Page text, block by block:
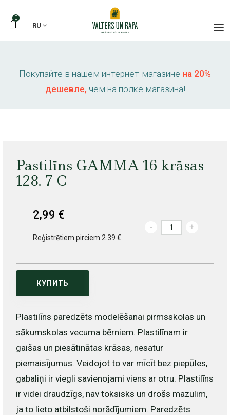
0
RU
Покупайте в нашем интернет-магазине на 20%
дешевле, чем на полке магазина!
Pastilīns GAMMA 16 krāsas
128. 7 C
2,99 €
Reģistrētiem pirciem 2.39 €
- +
КУПИТЬ
Plastilīns paredzēts modelēšanai pirmsskolas un
sākumskolas vecuma bērniem. Plastilīnam ir
gaišas un piesātinātas krāsas, nesatur
piemaisījumus. Veidojot to var mīcīt bez piepūles,
gabaliņi ir viegli savienojami viens ar otru. Plastilīns
ir videi draudzīgs, nav toksisks un drošs mazulim,
ja to lieto atbilstoši norādījumiem. Paredzēts